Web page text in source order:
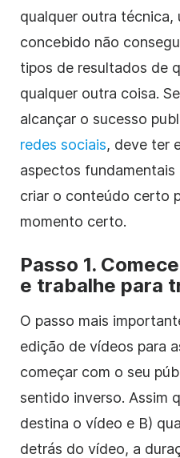
qualquer outra técnica,
concebido não
tipos de resultados de
qualquer outra coisa.
alcançar o sucesso
redes sociais, deve ter
aspectos
criar o conteúdo certo
momento certo.
Passo 1.
e trabalhe para
O passo mais
edição de vídeos para
começar com o seu
sentido inverso. Assim
destina o vídeo e B)
detrás do vídeo, a